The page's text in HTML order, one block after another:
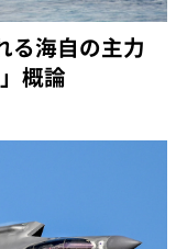
る海自の主力
概論